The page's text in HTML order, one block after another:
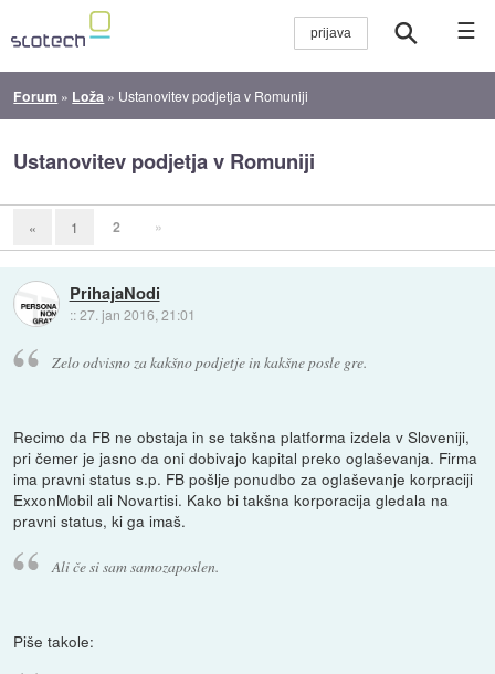
☰
Forum » Loža » Ustanovitev podjetja v Romuniji
Ustanovitev podjetja v Romuniji
« 1 2 »
PrihajaNodi
::27. jan 2016, 21:01
Zelo odvisno za kakšno podjetje in kakšne posle gre.
Recimo da FB ne obstaja in se takšna platforma izdela v Sloveniji,
pri čemer je jasno da oni dobivajo kapital preko oglaševanja. Firma
ima pravni status s.p. FB pošlje ponudbo za oglaševanje korpraciji
ExxonMobil ali Novartisi. Kako bi takšna korporacija gledala na
pravni status, ki ga imaš.
Ali če si sam samozaposlen.
Piše takole: